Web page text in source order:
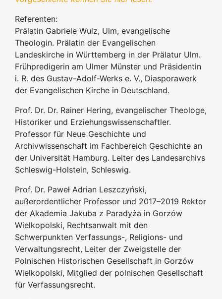
Referenten:
Prälatin Gabriele Wulz, Ulm, evangelische
Theologin. Prälatin der Evangelischen
Landeskirche in Württemberg in der Prälatur Ulm.
Frühpredigerin am Ulmer Münster und Präsidentin
i. R. des Gustav-Adolf-Werks e. V., Diasporawerk
der Evangelischen Kirche in Deutschland.
Prof. Dr. Dr. Rainer Hering, evangelischer Theologe,
Historiker und Erziehungswissenschaftler.
Professor für Neue Geschichte und
Archivwissenschaft im Fachbereich Geschichte an
der Universität Hamburg. Leiter des Landesarchivs
Schleswig-Holstein, Schleswig.
Prof. Dr. Paweł Adrian Leszczyński,
außerordentlicher Professor und 2017–2019 Rektor
der Akademia Jakuba z Paradyża in Gorzów
Wielkopolski, Rechtsanwalt mit den
Schwerpunkten Verfassungs-, Religions- und
Verwaltungsrecht, Leiter der Zweigstelle der
Polnischen Historischen Gesellschaft in Gorzów
Wielkopolski, Mitglied der polnischen Gesellschaft
für Verfassungsrecht.